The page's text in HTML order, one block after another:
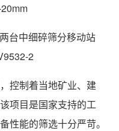
台中细碎筛分移动站
2
控制着当地矿业、建
项目是国家支持的工
性能的筛选十分严苛。